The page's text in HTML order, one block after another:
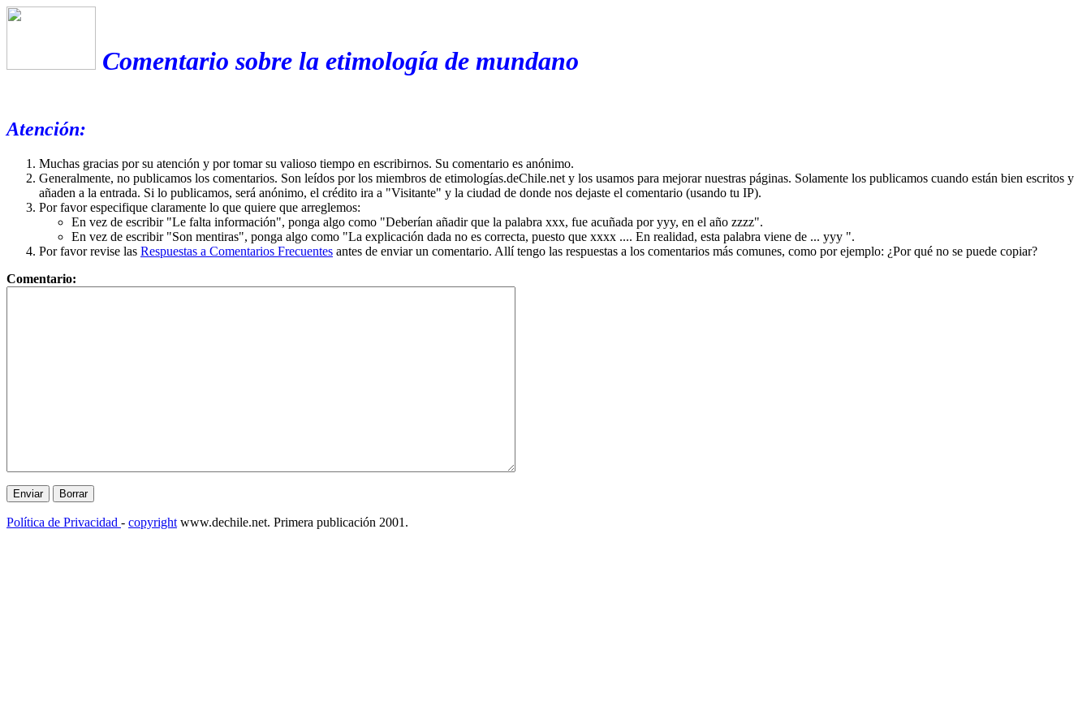
Comentario sobre la etimología de mundano
Atención:
Muchas gracias por su atención y por tomar su valioso tiempo en escribirnos. Su comentario es anónimo.
Generalmente, no publicamos los comentarios. Son leídos por los miembros de etimologías.deChile.net y los usamos para mejorar nuestras páginas. Solamente los publicamos cuando están bien escritos y
añaden a la entrada. Si lo publicamos, será anónimo, el crédito ira a "Visitante" y la ciudad de donde nos dejaste el comentario (usando tu IP).
Por favor especifique claramente lo que quiere que arreglemos:
En vez de escribir "Le falta información", ponga algo como "Deberían añadir que la palabra xxx, fue acuñada por yyy, en el año zzzz".
En vez de escribir "Son mentiras", ponga algo como "La explicación dada no es correcta, puesto que xxxx .... En realidad, esta palabra viene de ... yyy ".
Por favor revise las Respuestas a Comentarios Frecuentes antes de enviar un comentario. Allí tengo las respuestas a los comentarios más comunes, como por ejemplo: ¿Por qué no se puede copiar?
Comentario:
Política de Privacidad - copyright www.dechile.net. Primera publicación 2001.